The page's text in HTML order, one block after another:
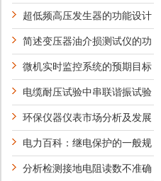
发生器有什么试验方法？
超低频高压发生器的功能设计
特性有哪些？
简述变压器油介损测试仪的功
能键设置方法
微机实时监控系统的预期目标
电缆耐压试验中串联谐振试验
系统有什么特点？
环保仪器仪表市场分析及发展
趋势电力百科：继电保护的一般规
定 分析检测接地电阻读数不准确